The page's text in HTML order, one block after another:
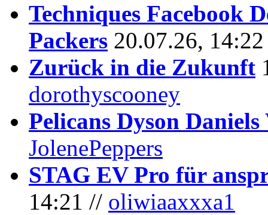
Techniques Facebook
Packers 20.07.26,
Zurück in die Zukunft
dorothyscooney
Pelicans Dyson
JolenePeppers
STAG EV Pro für
14:21 // oliwiaaxxxa1